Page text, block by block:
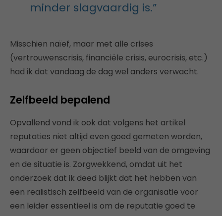
minder slagvaardig is.”
Misschien naïef, maar met alle crises
(vertrouwenscrisis, financiële crisis, eurocrisis, etc.)
had ik dat vandaag de dag wel anders verwacht.
Zelfbeeld bepalend
Opvallend vond ik ook dat volgens het artikel
reputaties niet altijd even goed gemeten worden,
waardoor er geen objectief beeld van de omgeving
en de situatie is. Zorgwekkend, omdat uit het
onderzoek dat ik deed blijkt dat het hebben van
een realistisch zelfbeeld van de organisatie voor
een leider essentieel is om de reputatie goed te